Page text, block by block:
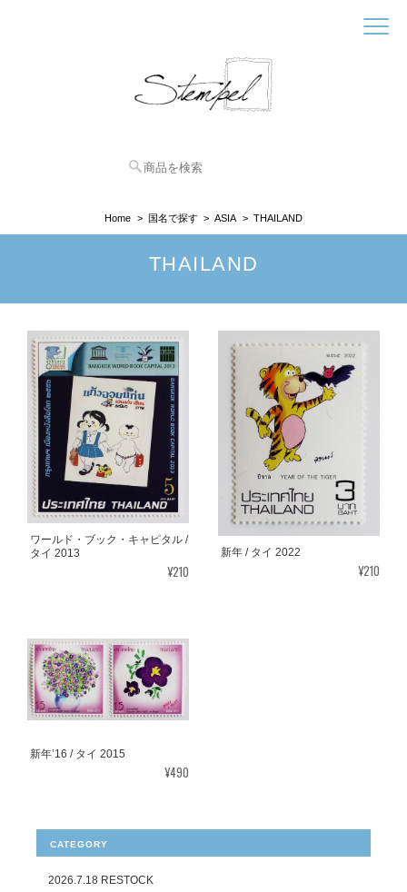
Home 国名で探す ASIA THAILAND
THAILAND
ワールド・ブック・キャピタル /
タイ 2013
¥210
新年 / タイ 2022
¥210
新年’16 / タイ 2015
¥490
CATEGORY
2026.7.18 RESTOCK